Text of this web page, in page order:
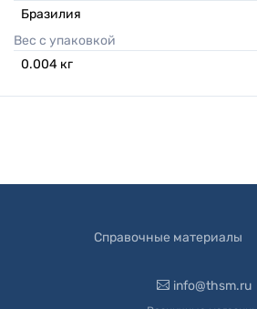
Бразилия
Вес с упаковкой
0.004 кг
Справочные материалы
info@thsm.ru